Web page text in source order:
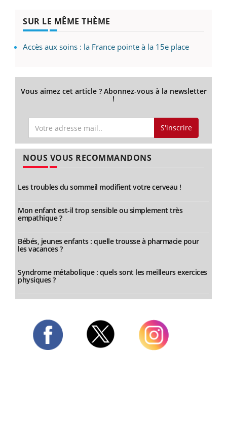
SUR LE MÊME THÈME
Accès aux soins : la France pointe à la 15e place
Vous aimez cet article ? Abonnez-vous à la newsletter
!
S'inscrire
NOUS VOUS RECOMMANDONS
Les troubles du sommeil modifient votre cerveau !
Mon enfant est-il trop sensible ou simplement très
empathique ?
Bébés, jeunes enfants : quelle trousse à pharmacie pour
les vacances ?
Syndrome métabolique : quels sont les meilleurs exercices
physiques ?